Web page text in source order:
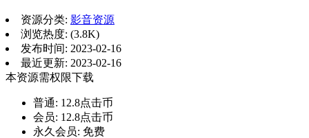
资源分类: 影音资源
浏览热度: (3.8K)
发布时间: 2023-02-16
最近更新: 2023-02-16
本资源需权限下载
普通: 12.8点击币
会员: 12.8点击币
永久会员: 免费